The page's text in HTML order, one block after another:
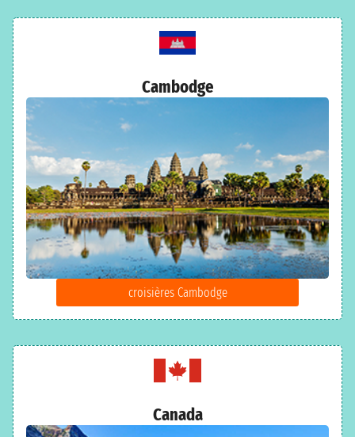
Cambodge
croisières Cambodge
Canada